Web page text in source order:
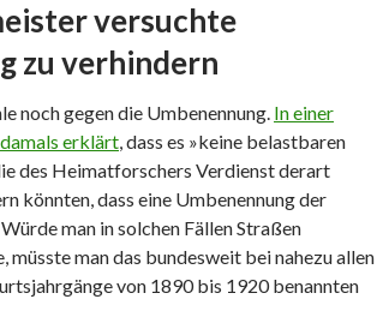
versuchte
zu verhindern
noch gegen die Umbenennung. In einer
erklärt, dass es »keine belastbaren
des Heimatforschers Verdienst derart
könnten, dass eine Umbenennung der
man in solchen Fällen Straßen
müsste man das bundesweit bei nahezu allen
von 1890 bis 1920 benannten